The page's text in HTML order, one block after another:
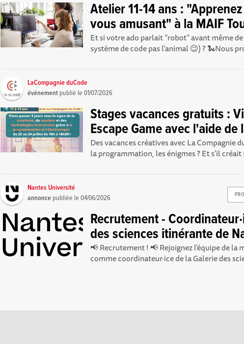
Atelier 11-14 ans :
vous amusant" à la MAIF
Et si votre ado parlait “robot” avant même
système de code pas l’animal 😉) ? 🐍Nous
LaCompagnie duCode
événement publié le01/07/2026
Stages vacances gratuits :
Escape Game avec l'aide
Des vacances créatives avec La Compagnie
la programmation, les énigmes ? Et s'il créait
Nantes Université
annonce publiée le04/06/2026
Recrutement -
des sciences itinérante de
📢 Recrutement ! 📢 Rejoignez l'équipe de la
comme coordinateur·ice de la Galerie des